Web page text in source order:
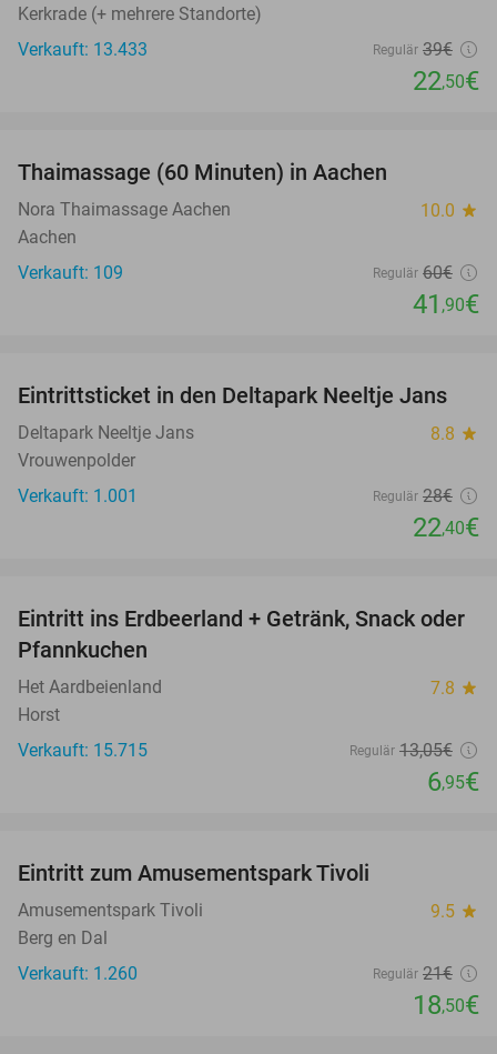
Kerkrade (+ mehrere Standorte)
Verkauft: 13.433
Regulär 39€
22,50€
Thaimassage (60 Minuten) in Aachen
Nora Thaimassage Aachen 10.0 star
Aachen
Verkauft: 109
Regulär 60€
41 ,90€
20%
Eintrittsticket in den Deltapark Neeltje Jans
Deltapark Neeltje Jans 8.8 star
Vrouwenpolder
Verkauft: 1.001
Regulär 28€
22,40€
47%
Eintritt ins Erdbeerland + Getränk, Snack oder
Pfannkuchen
Het Aardbeienland 7.8 star
Horst
Verkauft: 15.715
Regulär 13,05€
6,95€
Eintritt zum Amusementspark Tivoli
Amusementspark Tivoli 9.5 star
Berg en Dal
Verkauft: 1.260
Regulär 21€
18,50€